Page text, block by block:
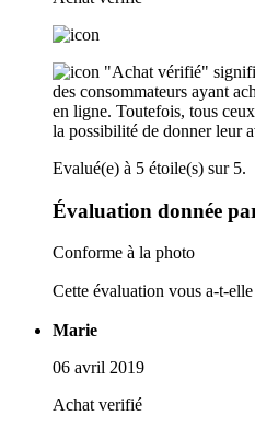
"Achat vérifié"
des consommateurs ayant
en ligne. Toutefois, tous
la possibilité de donner leur
Evalué(e) à 5 étoile(s) sur 5.
Évaluation donnée
Conforme à la photo
Cette évaluation vous a-t-
Marie
06 avril 2019
Achat verifié